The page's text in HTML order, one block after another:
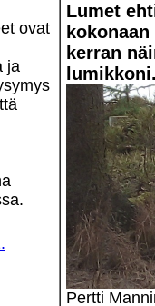
ovat
ja
Lumet
kerran
Pertti